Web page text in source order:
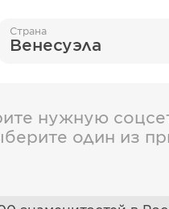
Страна
Венесуэла
нужную
один из